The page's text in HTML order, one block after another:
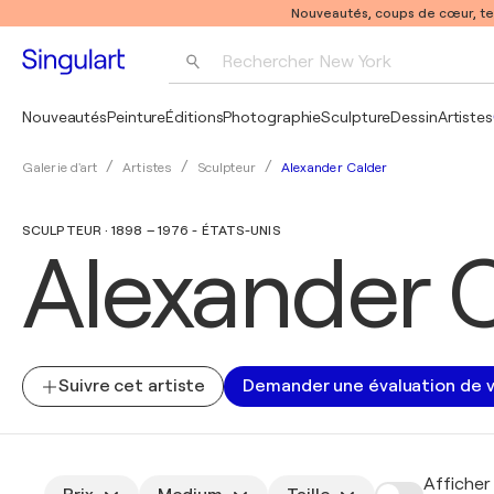
Nouveautés, coups de cœur,
Rechercher New York
NouveautésPeintureÉditionsPhotographieSculptureDessinArtistes
Galerie d'art Artistes Sculpteur Alexander Calder
SCULPTEUR · 1898 – 1976 - ÉTATS-UNIS
Alexander
Suivre cet artiste Demander une évaluation de
Afficher